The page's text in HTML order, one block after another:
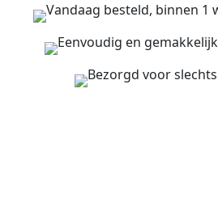
Vandaag besteld, binnen 1
Eenvoudig en
Bezorgd voor